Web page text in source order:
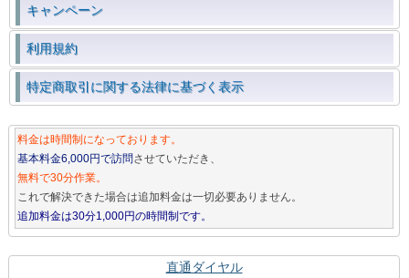
キャンペーン
利用規約
特定商取引に関する法律に基づく表示
料金は時間制になっております。
基本料金6,000円で訪問させていただき、
無料で30分作業。
これで解決できた場合は追加料金は一切必要ありません。
追加料金は30分1,000円の時間制です。
直通ダイヤル